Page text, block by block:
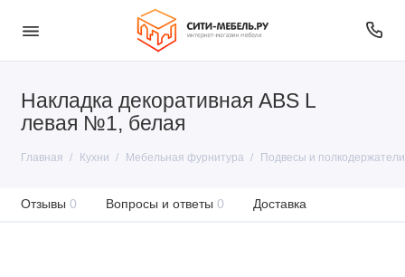
Накладка декоративная ABS L
левая №1, белая
Главная Кухни Мебельная фурнитура Подвесы и полкодержатели
Отзывы 0 Вопросы и ответы 0 Доставка